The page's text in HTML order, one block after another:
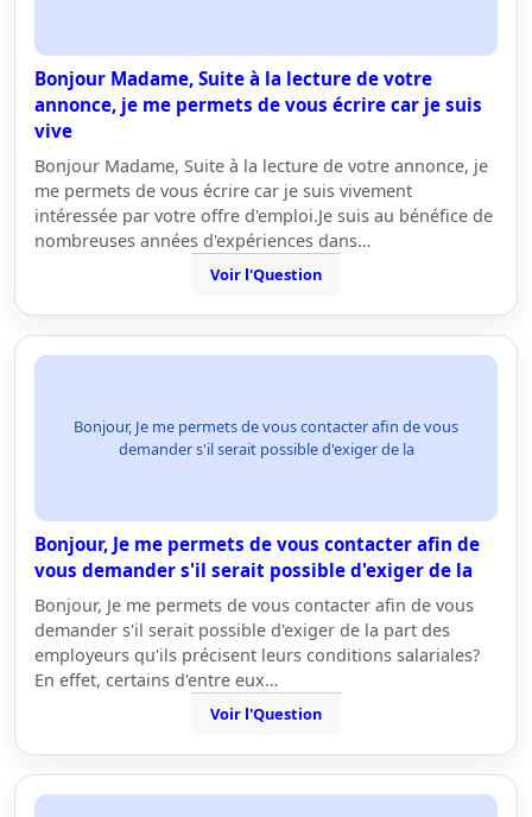
Bonjour Madame, Suite à la lecture de votre
annonce, je me permets de vous écrire car je suis
vive
Bonjour Madame, Suite à la lecture de votre annonce, je
me permets de vous écrire car je suis vivement
intéressée par votre offre d'emploi.Je suis au bénéfice de
nombreuses années d'expériences dans…
Voir l'Question
Bonjour, Je me permets de vous contacter afin de vous
demander s'il serait possible d'exiger de la
Bonjour, Je me permets de vous contacter afin de
vous demander s'il serait possible d'exiger de la
Bonjour, Je me permets de vous contacter afin de vous
demander s'il serait possible d'exiger de la part des
employeurs qu'ils précisent leurs conditions salariales?
En effet, certains d'entre eux…
Voir l'Question